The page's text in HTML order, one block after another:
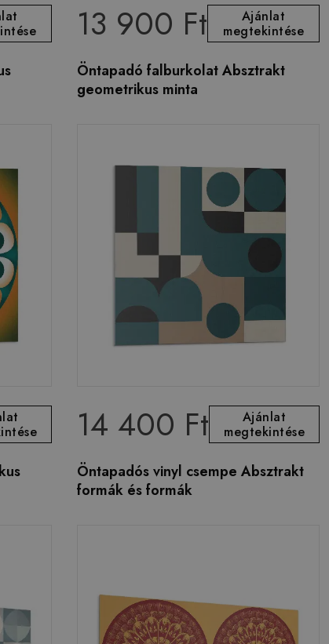
13 900 Ft
Ajánlat
megtekintése
Öntapadó falburkolat Absztrakt
geometrikus minta
14 400 Ft
Ajánlat
megtekintése
Öntapadós vinyl csempe Absztrakt
formák és formák